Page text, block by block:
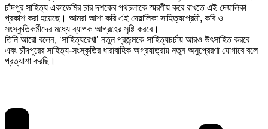
চাঁদপুর সাহিত্য একাডেমির চার দশকের পথচলাকে স্মরণীয় করে রাখতে এই দেয়ালিকা
প্রকাশ করা হয়েছে। আমরা আশা করি এই দেয়ালিকা সাহিত্যপ্রেমী, কবি ও
সংস্কৃতিকর্মীদের মধ্যে ব্যাপক আগ্রহের সৃষ্টি করবে।
তিনি আরো বলেন, ‘সাহিত্যরেখা’ নতুন প্রজন্মকে সাহিত্যচর্চায় আরও উৎসাহিত করবে
এবং চাঁদপুরের সাহিত্য-সংস্কৃতির ধারাবাহিক অগ্রযাত্রায় নতুন অনুপ্রেরণা যোগাবে বলে
প্রত্যাশা করছি।